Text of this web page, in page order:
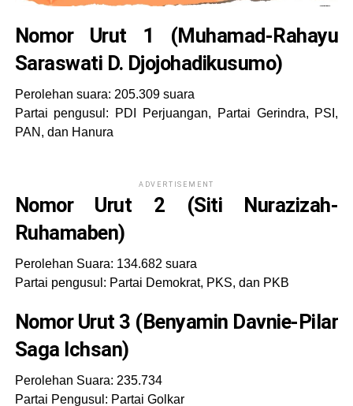
Nomor Urut 1 (Muhamad-Rahayu
Saraswati D. Djojohadikusumo)
Perolehan suara: 205.309 suara
Partai pengusul: PDI Perjuangan, Partai Gerindra, PSI,
PAN, dan Hanura
ADVERTISEMENT
Nomor Urut 2 (Siti Nurazizah-
Ruhamaben)
Perolehan Suara: 134.682 suara
Partai pengusul: Partai Demokrat, PKS, dan PKB
Nomor Urut 3 (Benyamin Davnie-Pilar
Saga Ichsan)
Perolehan Suara: 235.734
Partai Pengusul: Partai Golkar